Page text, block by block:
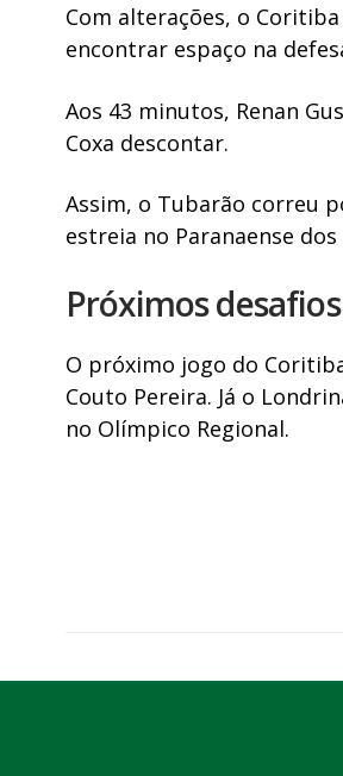
Com alterações, o
encontrar espaço na
Aos 43 minutos, Renan
Coxa descontar.
Assim, o Tubarão correu
estreia no Paranaense
Próximos desafios
O próximo jogo do
Couto Pereira. Já o
no Olímpico Regional.